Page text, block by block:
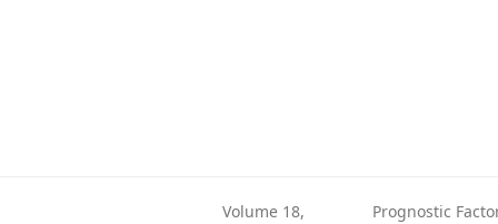
Volume 18,
Prognostic